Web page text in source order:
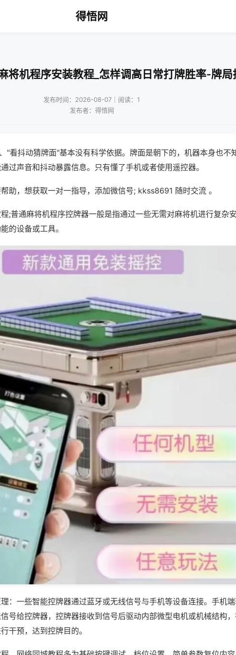
得悟网
将机程序安装教程_怎样调高日常打牌胜率-牌局
发布时间：2026-08-07｜阅读：1
发布者：得悟网
"看抖动猜牌面"基本没有科学依据。牌面是朝下的，机器本身也不
过声音和抖动暴露信息。只有懂了手机或者使用遥控器。
助，想获取一对一指导，添加微信号; kkss8691 随时交流 。
;普通麻将机程序控牌器一般是指通过一些无需对麻将机进行复杂
的设备或工具。
：一些智能控牌器通过蓝牙或无线信号与手机等设备连接。手机
号给控牌器，控牌器接收到信号后驱动内部微型电机或机械结构
干预，达到控牌目的。